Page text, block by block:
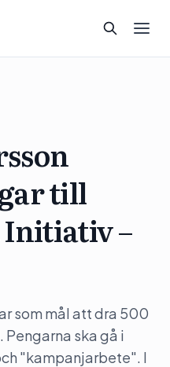
till
–
som mål att dra 500
ska gå i
"kampanjarbete". I